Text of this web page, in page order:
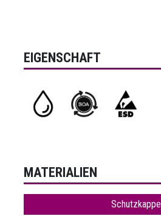
EIGENSCHAFT
MATERIALIEN
Schutzkappe